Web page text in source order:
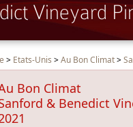
Vineyard
> Etats-Unis >Au Bon Climat>
Bon Climat
& Benedict